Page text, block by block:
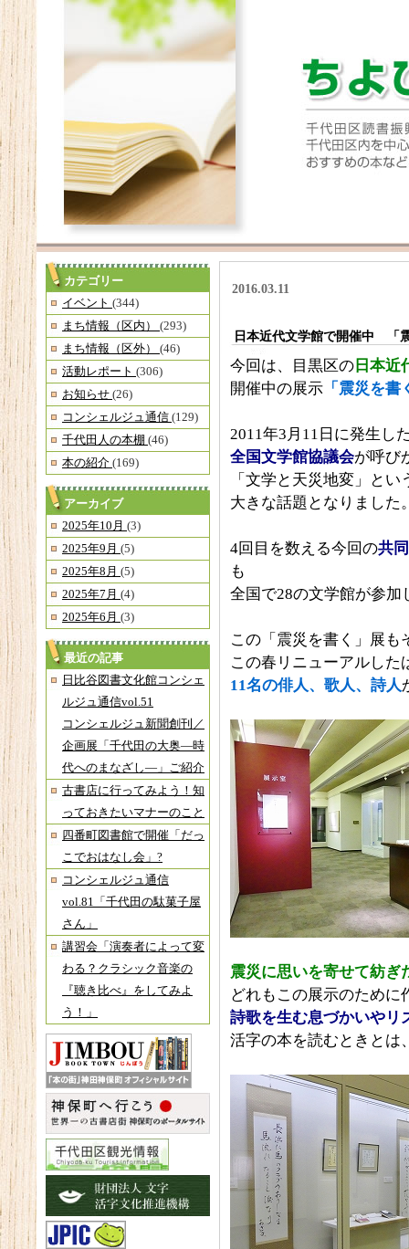
カテゴリー
イベント (344)
まち情報（区内） (293)
まち情報（区外） (46)
活動レポート (306)
お知らせ (26)
コンシェルジュ通信 (129)
千代田人の本棚 (46)
本の紹介 (169)
アーカイブ
2025年10月 (3)
2025年9月 (5)
2025年8月 (5)
2025年7月 (4)
2025年6月 (3)
最近の記事
日比谷図書文化館コンシェ
ルジュ通信vol.51
コンシェルジュ新聞創刊／
企画展「千代田の大奥―時
代へのまなざし―」ご紹介
古書店に行ってみよう！知
っておきたいマナーのこと
四番町図書館で開催「だっ
こでおはなし会」?
コンシェルジュ通信
vol.81「千代田の駄菓子屋
さん」
講習会「演奏者によって変
わる？クラシック音楽の
『聴き比べ』をしてみよ
う！」
2016.03.11
日本近代文学館で開催中 「
今回は、目黒区の 日本近
開催中の展示 「震災を書
2011年3月11日に発生し
全国文学館協議会が呼び
「文学と天災地変」と
大きな話題となりました
4回目を数える今回の共
も
全国で28の文学館が参加
この「震災を書く」展も
この春リニューアルした
11名の俳人、歌人、詩人
震災に思いを寄せて紡ぎ
どれもこの展示のために
詩歌を生む息づかいやリ
活字の本を読むときとは